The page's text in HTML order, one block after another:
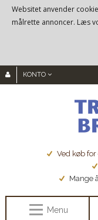
Websitet anvender
målrette annoncer. Læs
KONTO
Ved køb for
Mange
Menu